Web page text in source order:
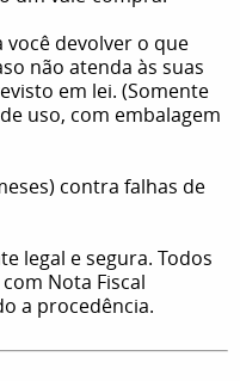
devolver o que
não atenda às suas
em lei. (Somente
uso, com embalagem
contra falhas de
legal e segura. Todos
Nota Fiscal
a procedência.